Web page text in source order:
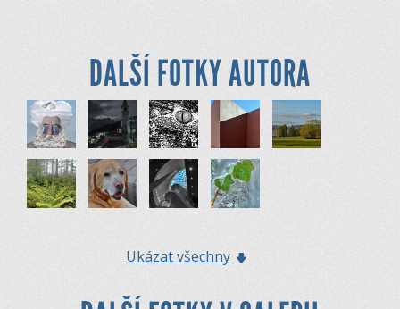
DALŠÍ FOTKY AUTORA
Ukázat všechny